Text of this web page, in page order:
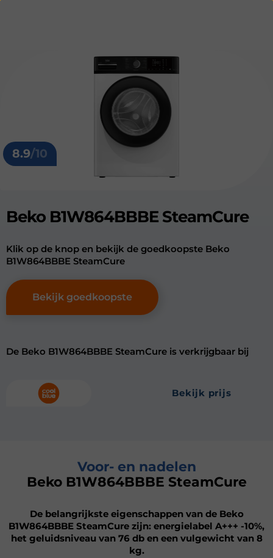
8.9/10
Beko B1W864BBBE SteamCure
Klik op de knop en bekijk de goedkoopste Beko
B1W864BBBE SteamCure
Bekijk goedkoopste
De Beko B1W864BBBE SteamCure is verkrijgbaar bij
bekijk prijs
Voor- en nadelen
Beko B1W864BBBE SteamCure
De belangrijkste eigenschappen van de Beko
B1W864BBBE SteamCure zijn: energielabel A+++ -10%,
het geluidsniveau van 76 db en een vulgewicht van 8
kg.